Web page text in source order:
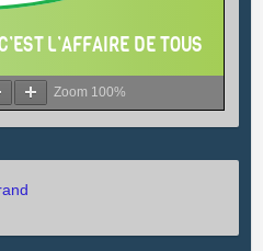
Zoom 100%